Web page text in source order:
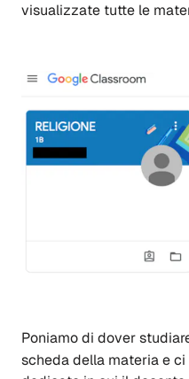
visualizzate tutte le
Poniamo di dover
scheda della materia e